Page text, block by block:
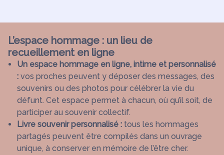
L’espace hommage : un lieu de
recueillement en ligne
Un espace hommage en ligne, intime et personnalisé
: vos proches peuvent y déposer des messages, des
souvenirs ou des photos pour célébrer la vie du
défunt. Cet espace permet à chacun, où qu’il soit, de
participer au souvenir collectif.
Livre souvenir personnalisé : tous les hommages
partagés peuvent être compilés dans un ouvrage
unique, à conserver en mémoire de l’être cher.